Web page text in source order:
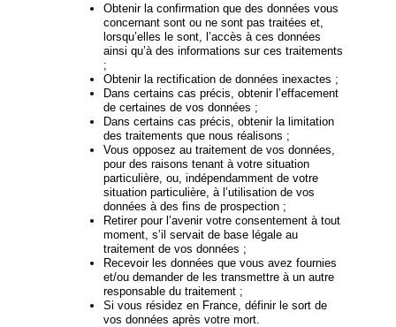
Obtenir la confirmation que des données vous
concernant sont ou ne sont pas traitées et,
lorsqu’elles le sont, l’accès à ces données
ainsi qu’à des informations sur ces traitements
;
Obtenir la rectification de données inexactes ;
Dans certains cas précis, obtenir l’effacement
de certaines de vos données ;
Dans certains cas précis, obtenir la limitation
des traitements que nous réalisons ;
Vous opposez au traitement de vos données,
pour des raisons tenant à votre situation
particulière, ou, indépendamment de votre
situation particulière, à l’utilisation de vos
données à des fins de prospection ;
Retirer pour l’avenir votre consentement à tout
moment, s’il servait de base légale au
traitement de vos données ;
Recevoir les données que vous avez fournies
et/ou demander de les transmettre à un autre
responsable du traitement ;
Si vous résidez en France, définir le sort de
vos données après votre mort.